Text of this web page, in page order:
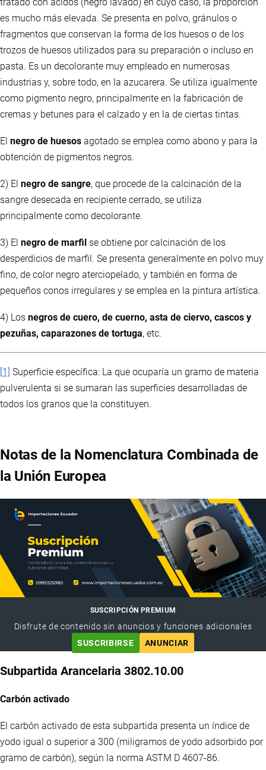
es mucho más elevada. Se presenta en polvo, gránulos o
fragmentos que conservan la forma de los huesos o de los
trozos de huesos utilizados para su preparación o incluso en
pasta. Es un decolorante muy empleado en numerosas
industrias y, sobre todo, en la azucarera. Se utiliza igualmente
como pigmento negro, principalmente en la fabricación de
cremas y betunes para el calzado y en la de ciertas tintas.
El negro de huesos agotado se emplea como abono y para la
obtención de pigmentos negros.
2) El negro de sangre, que procede de la calcinación de la
sangre desecada en recipiente cerrado, se utiliza
principalmente como decolorante.
3) El negro de marfil se obtiene por calcinación de los
desperdicios de marfil. Se presenta generalmente en polvo muy
fino, de color negro aterciopelado, y también en forma de
pequeños conos irregulares y se emplea en la pintura artística.
4) Los negros de cuero, de cuerno, asta de ciervo, cascos y
pezuñas, caparazones de tortuga, etc.
[1] Superficie específica: La que ocuparía un gramo de materia
pulverulenta si se sumaran las superficies desarrolladas de
todos los granos que la constituyen.
Notas de la Nomenclatura Combinada de
la Unión Europea
SUSCRIPCIÓN PREMIUM
Disfrute de contenido sin anuncios y funciones adicionales
SUSCRIBIRSE
ANUNCIAR
Subpartida Arancelaria 3802.10.00
Carbón activado
El carbón activado de esta subpartida presenta un índice de
yodo igual o superior a 300 (miligramos de yodo adsorbido por
gramo de carbón), según la norma ASTM D 4607-86.